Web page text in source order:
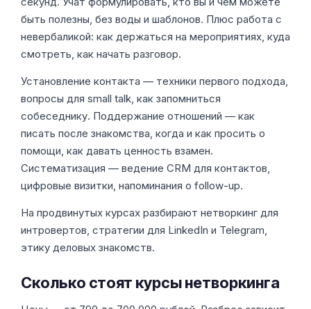
быть полезны, без воды и шаблонов. Плюс работа с
невербаликой: как держаться на мероприятиях, куда
смотреть, как начать разговор.
Установление контакта — техники первого подхода,
вопросы для small talk, как запомниться
собеседнику. Поддержание отношений — как
писать после знакомства, когда и как просить о
помощи, как давать ценность взамен.
Систематизация — ведение CRM для контактов,
цифровые визитки, напоминания о follow-up.
На продвинутых курсах разбирают нетворкинг для
интровертов, стратегии для LinkedIn и Telegram,
этику деловых знакомств.
Сколько стоят курсы нетворкинга